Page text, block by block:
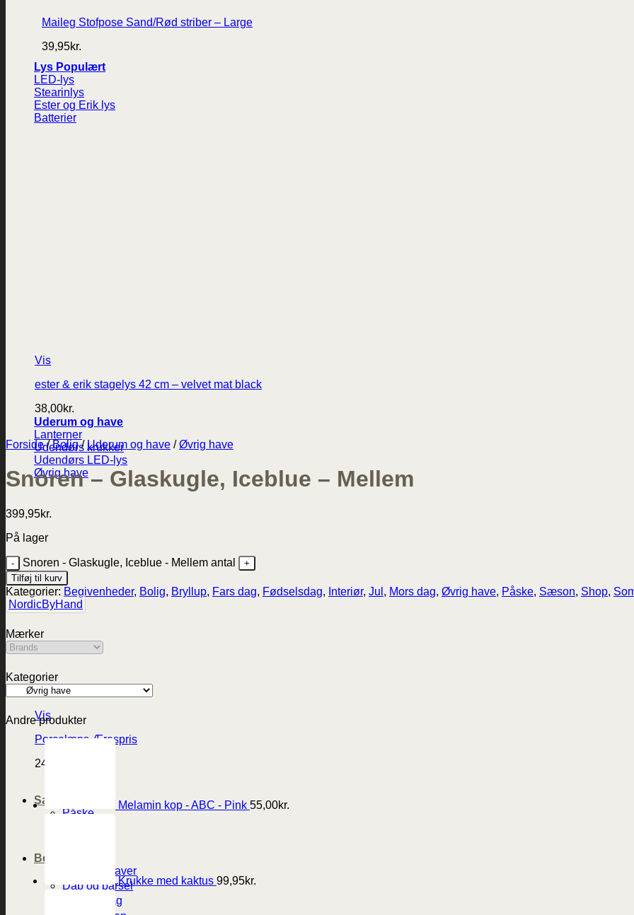
Maileg Stofpose Sand/Rød striber – Large
39,95kr.
Lys
LED-lys
Stearinlys
Ester og Erik lys
Batterier
Vis
ester & erik stagelys 42 cm – velvet mat black
38,00kr.
Uderum og have
Lanterner
Udendørs krukker
Udendørs LED-lys
Øvrig have
Vis
Porcelæns Ærespris
249,95
Sæson
Påske
Begivenheder
Værtindegaver
Dåb og barsel
Fødselsdag
Forside / Bolig / Uderum og have / Øvrig have
Snoren – Glaskugle, Iceblue – Mellem
399,95kr.
På lager
Snoren - Glaskugle, Iceblue - Mellem antal
Tilføj til kurv
Kategorier: Begivenheder, Bolig, Bryllup, Fars dag, Fødselsdag, Interiør, Jul , Mors dag, Øvrig have, Påske, Sæson, Shop,
NordicByHand
Mærker
Kategorier
Andre produkter
Melamin kop - ABC - Pink 55,00kr.
Krukke med kaktus 99,95kr.